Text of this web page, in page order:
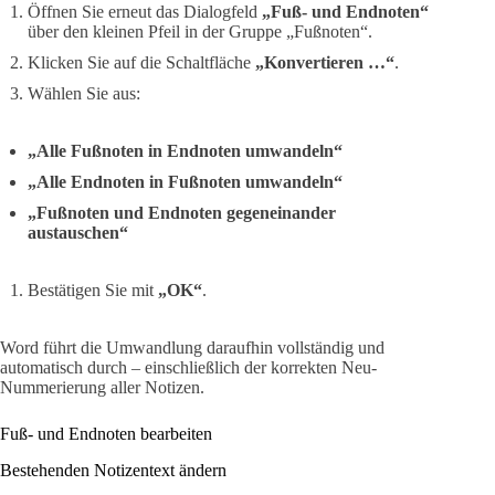
Öffnen Sie erneut das Dialogfeld „Fuß- und Endnoten“
über den kleinen Pfeil in der Gruppe „Fußnoten“.
Klicken Sie auf die Schaltfläche „Konvertieren …“.
Wählen Sie aus:
„Alle Fußnoten in Endnoten umwandeln“
„Alle Endnoten in Fußnoten umwandeln“
„Fußnoten und Endnoten gegeneinander
austauschen“
Bestätigen Sie mit „OK“.
Word führt die Umwandlung daraufhin vollständig und
automatisch durch – einschließlich der korrekten Neu-
Nummerierung aller Notizen.
Fuß- und Endnoten bearbeiten
Bestehenden Notizentext ändern